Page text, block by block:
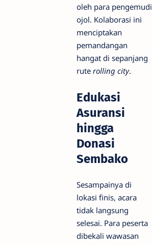
oleh para pengemudi
ojol. Kolaborasi ini
menciptakan
pemandangan
hangat di sepanjang
rute rolling city.
Edukasi
Asuransi
hingga
Donasi
Sembako
​Sesampainya di
lokasi finis, acara
tidak langsung
selesai. Para peserta
dibekali wawasan